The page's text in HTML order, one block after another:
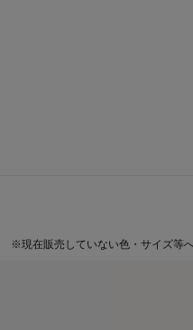
※現在販売していない色・サイズ等